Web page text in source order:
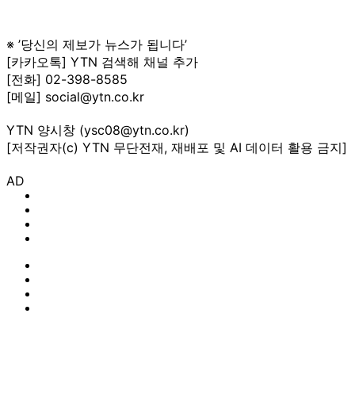
※ ’당신의 제보가 뉴스가 됩니다’
[카카오톡] YTN 검색해 채널 추가
[전화] 02-398-8585
[메일] social@ytn.co.kr
YTN 양시창 (ysc08@ytn.co.kr)
[저작권자(c) YTN 무단전재, 재배포 및 AI 데이터 활용 금지]
AD